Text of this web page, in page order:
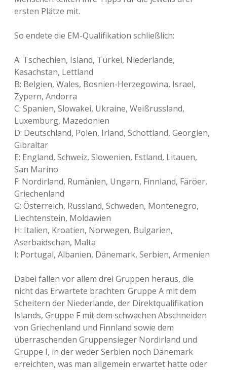
ersten Plätze mit.
So endete die EM-Qualifikation schließlich:
A: Tschechien, Island, Türkei, Niederlande,
Kasachstan, Lettland
B: Belgien, Wales, Bosnien-Herzegowina, Israel,
Zypern, Andorra
C: Spanien, Slowakei, Ukraine, Weißrussland,
Luxemburg, Mazedonien
D: Deutschland, Polen, Irland, Schottland, Georgien,
Gibraltar
E: England, Schweiz, Slowenien, Estland, Litauen,
San Marino
F: Nordirland, Rumänien, Ungarn, Finnland, Färöer,
Griechenland
G: Österreich, Russland, Schweden, Montenegro,
Liechtenstein, Moldawien
H: Italien, Kroatien, Norwegen, Bulgarien,
Aserbaidschan, Malta
I: Portugal, Albanien, Dänemark, Serbien, Armenien
Dabei fallen vor allem drei Gruppen heraus, die
nicht das Erwartete brachten: Gruppe A mit dem
Scheitern der Niederlande, der Direktqualifikation
Islands, Gruppe F mit dem schwachen Abschneiden
von Griechenland und Finnland sowie dem
überraschenden Gruppensieger Nordirland und
Gruppe I, in der weder Serbien noch Dänemark
erreichten, was man allgemein erwartet hatte oder